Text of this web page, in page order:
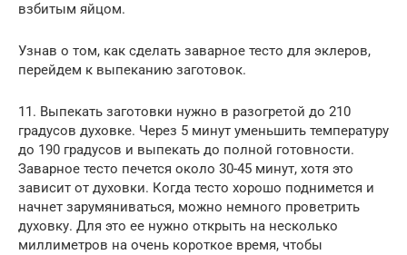
взбитым яйцом.
Узнав о том, как сделать заварное тесто для эклеров,
перейдем к выпеканию заготовок.
11. Выпекать заготовки нужно в разогретой до 210
градусов духовке. Через 5 минут уменьшить температуру
до 190 градусов и выпекать до полной готовности.
Заварное тесто печется около 30-45 минут, хотя это
зависит от духовки. Когда тесто хорошо поднимется и
начнет зарумяниваться, можно немного проветрить
духовку. Для это ее нужно открыть на несколько
миллиметров на очень короткое время, чтобы